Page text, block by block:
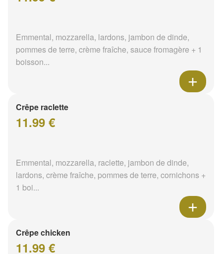
Emmental, mozzarella, lardons, jambon de dinde,
pommes de terre, crème fraîche, sauce fromagère + 1
boisson...
Crêpe raclette
11.99 €
Emmental, mozzarella, raclette, jambon de dinde,
lardons, crème fraîche, pommes de terre, cornichons +
1 boi...
Crêpe chicken
11.99 €